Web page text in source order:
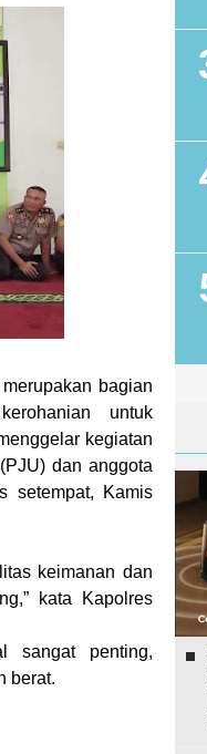
bagian
untuk
kegiatan
dan anggota
setempat, Kamis
keimanan dan
kata Kapolres
sangat penting,
berat.